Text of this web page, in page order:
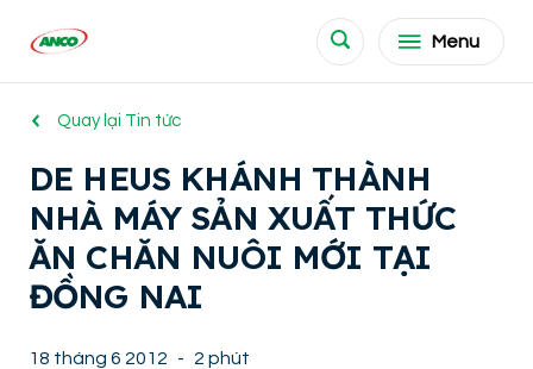
Menu
Quay lại Tin tức
DE HEUS KHÁNH THÀNH
NHÀ MÁY SẢN XUẤT THỨC
ĂN CHĂN NUÔI MỚI TẠI
ĐỒNG NAI
18 tháng 6 2012 - 2 phút